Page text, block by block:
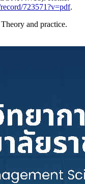
723571?v=pdf.
and practice.